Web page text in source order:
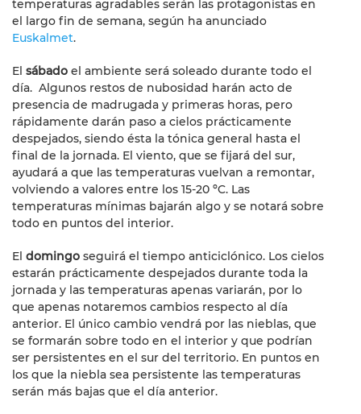
temperaturas agradables serán las protagonistas en
el largo fin de semana, según ha anunciado
Euskalmet.
El sábado el ambiente será soleado durante todo el
día. Algunos restos de nubosidad harán acto de
presencia de madrugada y primeras horas, pero
rápidamente darán paso a cielos prácticamente
despejados, siendo ésta la tónica general hasta el
final de la jornada. El viento, que se fijará del sur,
ayudará a que las temperaturas vuelvan a remontar,
volviendo a valores entre los 15-20 ºC. Las
temperaturas mínimas bajarán algo y se notará sobre
todo en puntos del interior.
El domingo seguirá el tiempo anticiclónico. Los cielos
estarán prácticamente despejados durante toda la
jornada y las temperaturas apenas variarán, por lo
que apenas notaremos cambios respecto al día
anterior. El único cambio vendrá por las nieblas, que
se formarán sobre todo en el interior y que podrían
ser persistentes en el sur del territorio. En puntos en
los que la niebla sea persistente las temperaturas
serán más bajas que el día anterior.